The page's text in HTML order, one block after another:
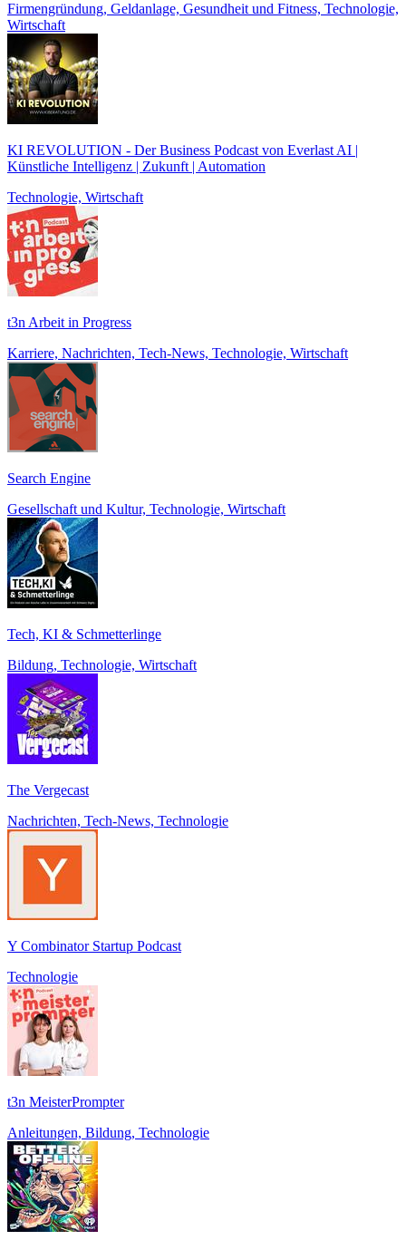
Firmengründung, Geldanlage, Gesundheit und Fitness, Technologie,
Wirtschaft
KI REVOLUTION - Der Business Podcast von Everlast AI |
Künstliche Intelligenz | Zukunft | Automation
Technologie, Wirtschaft
t3n Arbeit in Progress
Karriere, Nachrichten, Tech-News, Technologie, Wirtschaft
Search Engine
Gesellschaft und Kultur, Technologie, Wirtschaft
Tech, KI & Schmetterlinge
Bildung, Technologie, Wirtschaft
The Vergecast
Nachrichten, Tech-News, Technologie
Y Combinator Startup Podcast
Technologie
t3n MeisterPrompter
Anleitungen, Bildung, Technologie